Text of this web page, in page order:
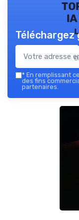
IA
* En remplissant
des fins
partenaires.